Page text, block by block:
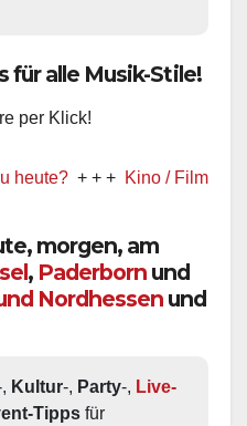
für alle Musik-Stile!
per Klick!
+ + + Kino / Film + + +
morgen, am
, Paderborn und
Nordhessen und
Kultur-, Party-, Live-
Tipps